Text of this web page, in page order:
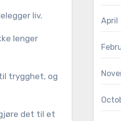
liv.
lenger
trygghet, og
det til et
April